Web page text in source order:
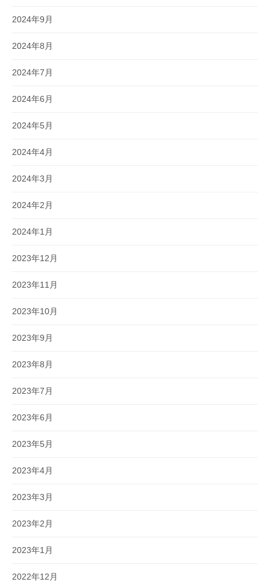
2024年9月
2024年8月
2024年7月
2024年6月
2024年5月
2024年4月
2024年3月
2024年2月
2024年1月
2023年12月
2023年11月
2023年10月
2023年9月
2023年8月
2023年7月
2023年6月
2023年5月
2023年4月
2023年3月
2023年2月
2023年1月
2022年12月